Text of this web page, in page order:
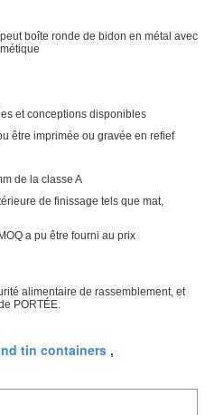
boîte ronde de bidon en métal avec
et conceptions disponibles
être imprimée ou gravée en refief
de la classe A
de finissage tels que mat,
a pu être fourni au prix
alimentaire de rassemblement, et
PORTÉE.
tin containers ,